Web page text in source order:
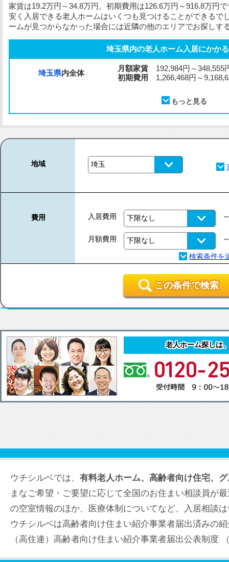
家賃は19.2万円～34.8万円。 初期費用は126.6万円～916.8万円
安く入居できる老人ホームはいくつも見つけることができるで
ームが見つからなかった場合には近隣の他のエリアでお探しす
埼玉県内の老人ホーム入居にかか
埼玉県内全体
月額家賃 192,984円～348,555
初期費用
1,266,468円～
地域
費用 入居費用
月額費用
この条件で検索
老人ホーム探しは
ウチシルベでは、 有料老人ホーム、高齢者向け住宅、
まなご希望・ご要望に応じて全国のお住まい相談員が
の空室情報のほか、医療体制についてなど、入居相談
ウチシルベは高齢者向け住まい紹介事業者届出済みの
（高住連）高齢者向け住まい紹介事業者届出公表制度